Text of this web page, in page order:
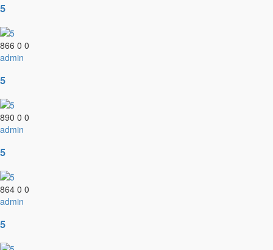
5
866 0 0
admin
5
890 0 0
admin
5
864 0 0
admin
5